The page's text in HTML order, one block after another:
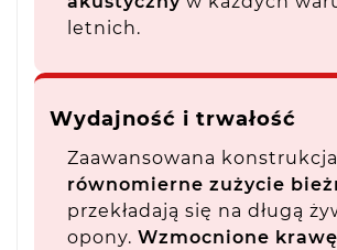
letnich.
Wydajność i trwałość
Zaawansowana
równomierne zużycie
przekładają się na długą
opony. Wzmocnione